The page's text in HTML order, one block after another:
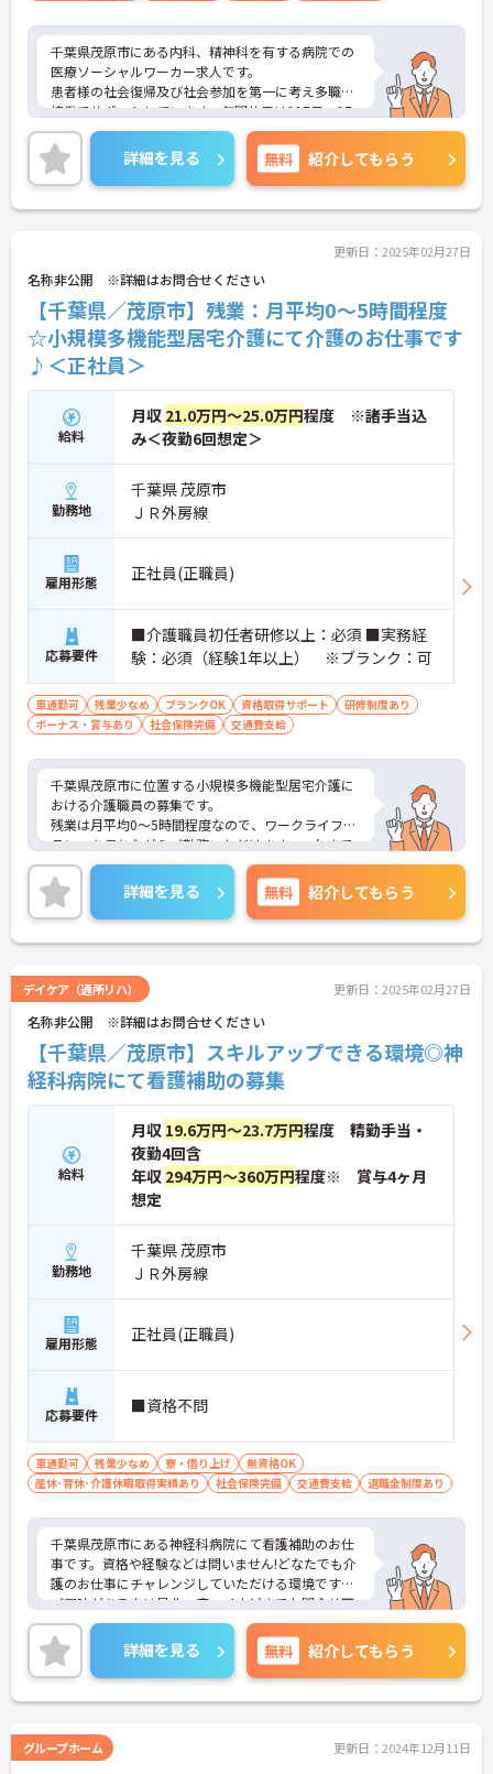
千葉県茂原市にある内科、精神科を有する病院での
医療ソーシャルワーカー求人です。
患者様の社会復帰及び社会参加を第一に考え多職種
協働でサポートしています。年間休日は117日、17
時台が定時ですので、プライベートとの予定が立て
やすいです。
また、賞与4ヶ月分実績と頑張りを評価していただ
けます！
ご興味がある方は是非一度マイナビまでお問合せ下
詳細を見る 無料 紹介してもらう
更新日：2025年02月27日
名称非公開 ※詳細はお問合せください
【千葉県／茂原市】残業：月平均0～5時間程度
☆小規模多機能型居宅介護にて介護のお仕事です
♪＜正社員＞
給料
月収 21.0万円～25.0万円程度 ※諸手当込
み＜夜勤6回想定＞
勤務地
千葉県 茂原市
ＪＲ外房線
雇用形態 正社員(正職員)
応募要件
■介護職員初任者研修以上：必須 ■実務経
験：必須（経験1年以上） ※ブランク：可
車通勤可 残業少なめ ブランクOK 資格取得サポート
研修制度あり
ボーナス・賞与あり
社会保険完備 交通費支給
千葉県茂原市に位置する小規模多機能型居宅介護に
おける介護職員の募集です。
残業は月平均0～5時間程度なので、ワークライフバ
ランスを保ちながらご勤務いただけます。これまで
の介護業務経験を活かしながらご勤務いただける職
場環境です。
ご興味のある方には、面接対策ポイントなど、さら
に詳細をお話しいたしますのでお気軽にご相談くだ
さい！
詳細を見る 無料 紹介してもらう
デイケア（通所リハ） 更新日：2025年02月27日
名称非公開 ※詳細はお問合せください
【千葉県／茂原市】スキルアップできる環境◎神
経科病院にて看護補助の募集
給料
月収 19.6万円～23.7万円程度 精勤手当・
夜勤4回含
年収 294万円～360万円程度※ 賞与4ヶ月
想定
勤務地
千葉県 茂原市
ＪＲ外房線
雇用形態 正社員(正職員)
応募要件 ■資格不問
車通勤可 残業少なめ 寮・借り上げ
無資格OK
産休･育休･介護休暇取得実績あり
社会保険完備 交通費支給 退職金制度あり
千葉県茂原市にある神経科病院にて看護補助のお仕
事です。資格や経験などは問いません!どなたでも介
護のお仕事にチャレンジしていただける環境です。
ご興味がある方は是非一度マイナビまでお問合せ下
さい。更に詳細などお伝えします。
詳細を見る 無料 紹介してもらう
グループホーム 更新日：2024年12月11日